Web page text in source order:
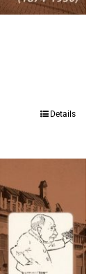
Details